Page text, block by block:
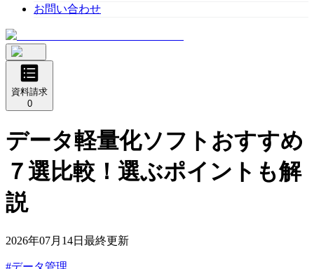
お問い合わせ
資料請求
0
データ軽量化ソフトおすすめ
７選比較！選ぶポイントも解
説
2026年07月14日 最終更新
#データ管理